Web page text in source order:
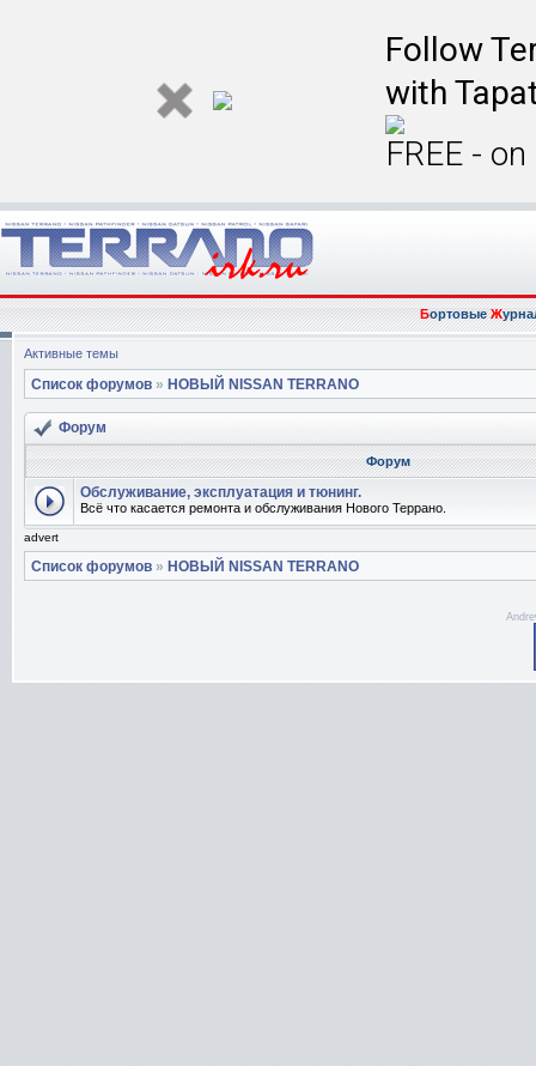
Follow
with
FREE -
БортовыеЖ
Активные темы
Список форумов » НОВЫЙ NISSAN TERRANO
Форум
Форум
Обслуживание, эксплуатация и тюнинг.
Всё что касается ремонта и обслуживания Нового Террано.
advert
Список форумов » НОВЫЙ NISSAN TERRANO